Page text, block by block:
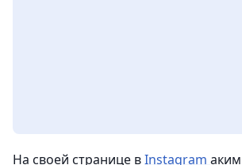
На своей странице вInstagram